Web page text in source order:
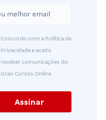
Concordo com a Política de
Privacidade e aceito
receber comunicações do
Gran Cursos Online.